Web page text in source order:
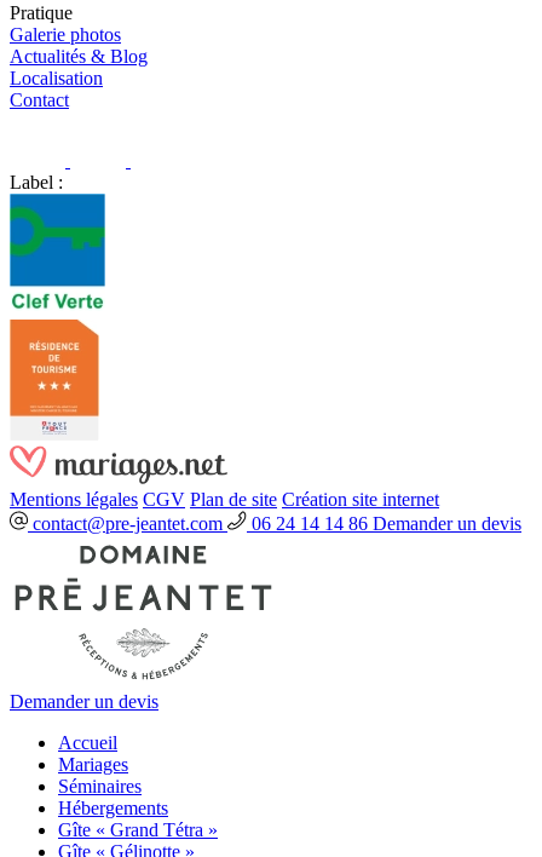
Pratique
Galerie photos
Actualités & Blog
Localisation
Contact
Label :
Mentions légales CGV Plan de site Création site internet
contact@pre-jeantet.com
06 24 14 14 86 Demander un devis
Demander un devis
Accueil
Mariages
Séminaires
Hébergements
Gîte « Grand Tétra »
Gîte « Gélinotte »